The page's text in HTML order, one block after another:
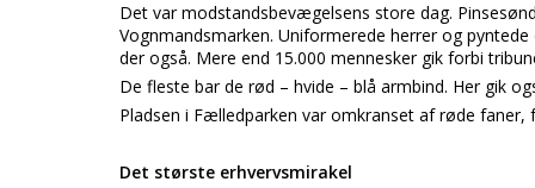
Det var modstandsbevægelsens store dag.
Vognmandsmarken. Uniformerede herrer og
der også. Mere end 15.000 mennesker gik forbi
De fleste bar de rød – hvide – blå armbind. Her gik
Pladsen i Fælledparken var omkranset af røde
Det største erhvervsmirakel